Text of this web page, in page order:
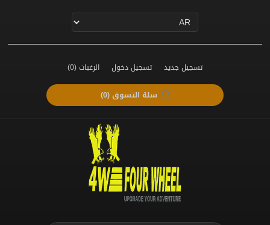
تسجيل جديد تسجيل دخول الرغبات(0)
سلة التسوق(0)